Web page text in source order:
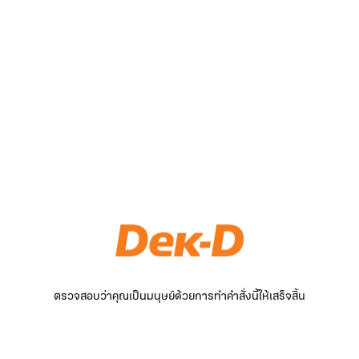
ตรวจสอบว่าคุณเป็นมนุษย์ด้วยการทำคำสั่งนี้ให้เสร็จสิ้น